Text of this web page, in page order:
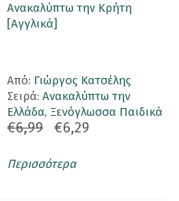
Ανακαλύπτω την Κρήτη
[Αγγλικά]
Aπό: Γιώργος Κατσέλης
Σειρά: Ανακαλύπτω την
Ελλάδα, Ξενόγλωσσα Παιδικά
€6,99 €6,29
Περισσότερα